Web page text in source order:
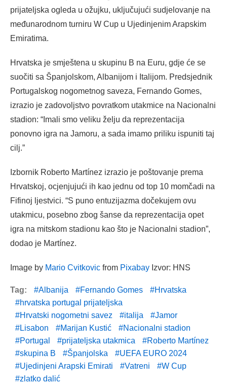
prijateljska ogleda u ožujku, uključujući sudjelovanje na
međunarodnom turniru W Cup u Ujedinjenim Arapskim
Emiratima.
Hrvatska je smještena u skupinu B na Euru, gdje će se
suočiti sa Španjolskom, Albanijom i Italijom. Predsjednik
Portugalskog nogometnog saveza, Fernando Gomes,
izrazio je zadovoljstvo povratkom utakmice na Nacionalni
stadion: “Imali smo veliku želju da reprezentacija
ponovno igra na Jamoru, a sada imamo priliku ispuniti taj
cilj.”
Izbornik Roberto Martínez izrazio je poštovanje prema
Hrvatskoj, ocjenjujući ih kao jednu od top 10 momčadi na
Fifinoj ljestvici. “S puno entuzijazma dočekujem ovu
utakmicu, posebno zbog šanse da reprezentacija opet
igra na mitskom stadionu kao što je Nacionalni stadion”,
dodao je Martínez.
Image by Mario Cvitkovic from Pixabay Izvor: HNS
Tag: Albanija Fernando Gomes
Hrvatska
hrvatska portugal prijateljska
Hrvatski nogometni savez
italija
Jamor
Lisabon
Marijan Kustić
Nacionalni stadion
Portugal
prijateljska utakmica
Roberto Martínez
skupina B
Španjolska
UEFA EURO 2024
Ujedinjeni Arapski Emirati
Vatreni
W Cup
zlatko dalić